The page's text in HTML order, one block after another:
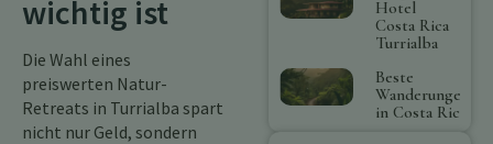
wichtig ist
Die Wahl eines
preiswerten Natur-
Retreats in Turrialba spart
nicht nur Geld, sondern
Hotel
Costa Rica
Turrialba
Beste
Wanderungen
in Costa Rica